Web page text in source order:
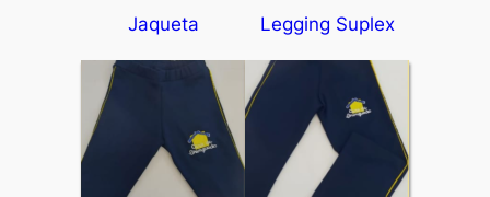
Jaqueta Legging Suplex